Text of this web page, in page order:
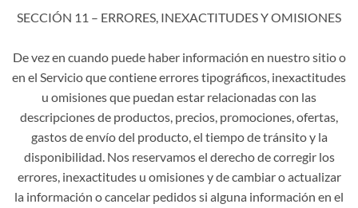
SECCIÓN 11 – ERRORES, INEXACTITUDES Y OMISIONES
De vez en cuando puede haber información en nuestro sitio o
en el Servicio que contiene errores tipográficos, inexactitudes
u omisiones que puedan estar relacionadas con las
descripciones de productos, precios, promociones, ofertas,
gastos de envío del producto, el tiempo de tránsito y la
disponibilidad. Nos reservamos el derecho de corregir los
errores, inexactitudes u omisiones y de cambiar o actualizar
la información o cancelar pedidos si alguna información en el